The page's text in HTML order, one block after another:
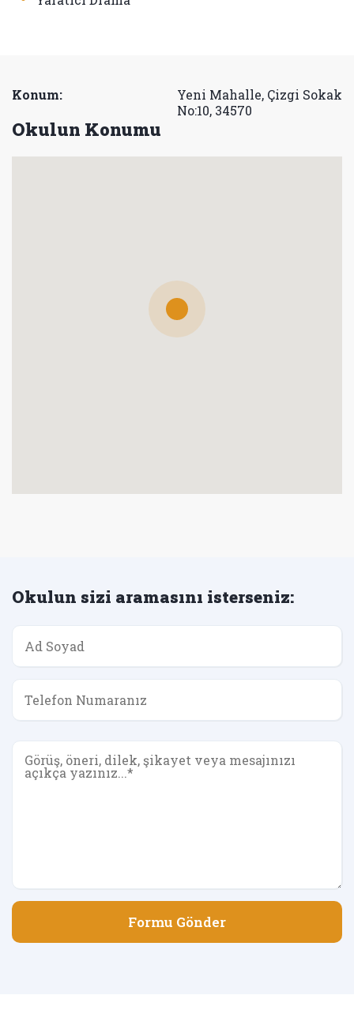
Konum:
Yeni Mahalle, Çizgi Sokak
No:10, 34570
Okulun Konumu
Okulun sizi aramasını isterseniz:
Formu Gönder